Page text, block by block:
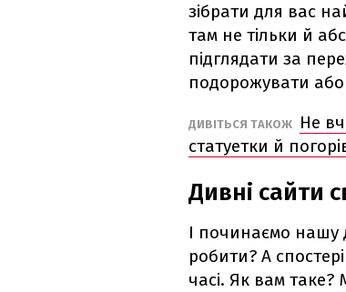
зібрати для вас
там не тільки й
підглядати за
подорожувати
ДИВІТЬСЯ ТАКОЖ
Не
статуетки й
Дивні сайти
І починаємо нашу
робити? А
часі. Як вам